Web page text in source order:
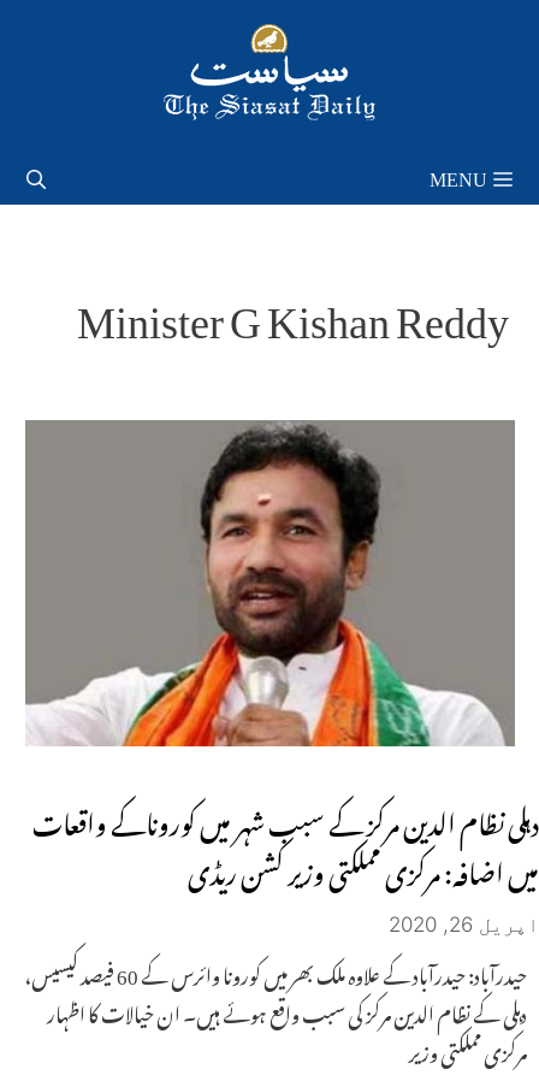
MENU
Minister G Kishan Reddy
دہلی نظام الدین مرکز کے سبب شہر میں کوروناکے واقعات
میں اضافہ: مرکزی مملکتی وزیر کشن ریڈی
اپریل 26, 2020
حیدرآباد: حیدرآباد کے علاوہ ملک بھر میں کورونا وائرس کے 60 فیصد کیسیس،
دہلی کے نظام الدین مرکز کی سبب واقع ہوئے ہیں۔ ان خیالات کا اظہار
مرکزی مملکتی وزیر